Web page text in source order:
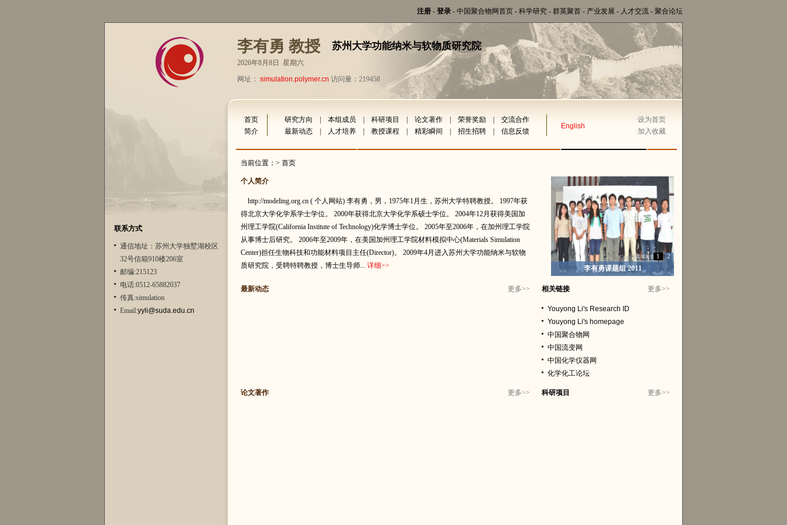
注册 - 登录 - 中国聚合物网首页 - 科学研究 - 群英聚首 - 产业发展 - 人才交流 - 聚合论坛
李有勇 教授 苏州大学功能纳米与软物质研究院
2026年8月8日 星期六
网址： simulation.polymer.cn 访问量：219458
联系方式
通信地址：苏州大学独墅湖校区
32号信箱910楼206室
邮编:215123
电话:0512-65882037
传真:simulation
Email:yyli@suda.edu.cn
首页 研究方向 本组成员 科研项目 论文著作 荣誉奖励 交流合作
English
·设为首页
简介
最新动态 人才培养 教授课程 精彩瞬间 招生招聘 信息反馈 ·加入收藏
当前位置：> 首页
个人简介
http://modeling.org.cn ( 个人网站) 李有勇，男，1975年1月生，苏州大学特聘教授。 1997年获
得北京大学化学系学士学位。 2000年获得北京大学化学系硕士学位。 2004年12月获得美国加
州理工学院(California Institute of Technology)化学博士学位。 2005年至2006年，在加州理工学院
从事博士后研究。 2006年至2009年，在美国加州理工学院材料模拟中心(Materials Simulation
Center)担任生物科技和功能材料项目主任(Director)。 2009年4月进入苏州大学功能纳米与软物
质研究院，受聘特聘教授，博士生导师... 详细>>
1 2
李有勇课题组 2010
更多>>
最新动态 更多>>
相关链接
Youyong Li's Research ID
Youyong Li's homepage
中国聚合物网
中国流变网
中国化学仪器网
化学化工论坛
更多>>
论文著作 更多>>
科研项目